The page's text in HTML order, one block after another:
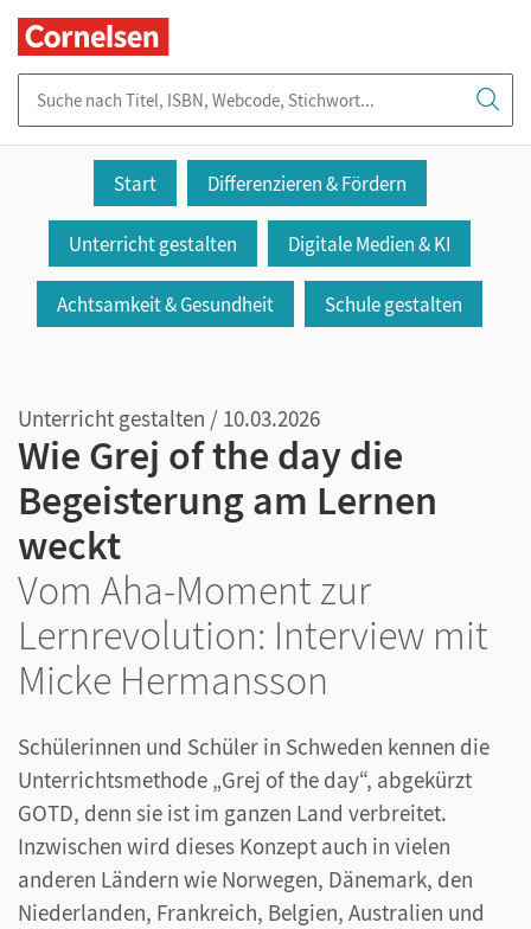
Start Differenzieren & Fördern
Unterricht gestalten Digitale Medien & KI
Achtsamkeit & Gesundheit Schule gestalten
Unterricht gestalten / 10.03.2026
Wie Grej of the day die
Begeisterung am Lernen
weckt
Vom Aha-Moment zur
Lernrevolution: Interview mit
Micke Hermansson
Schülerinnen und Schüler in Schweden kennen die
Unterrichtsmethode „Grej of the day“, abgekürzt
GOTD, denn sie ist im ganzen Land verbreitet.
Inzwischen wird dieses Konzept auch in vielen
anderen Ländern wie Norwegen, Dänemark, den
Niederlanden, Frankreich, Belgien, Australien und